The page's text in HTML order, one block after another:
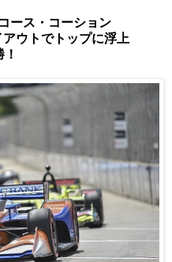
ース・コーション
ウトでトップに浮上